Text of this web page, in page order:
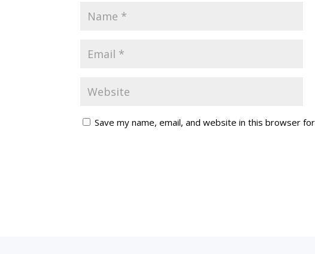
Save my name, email, and website in this browser